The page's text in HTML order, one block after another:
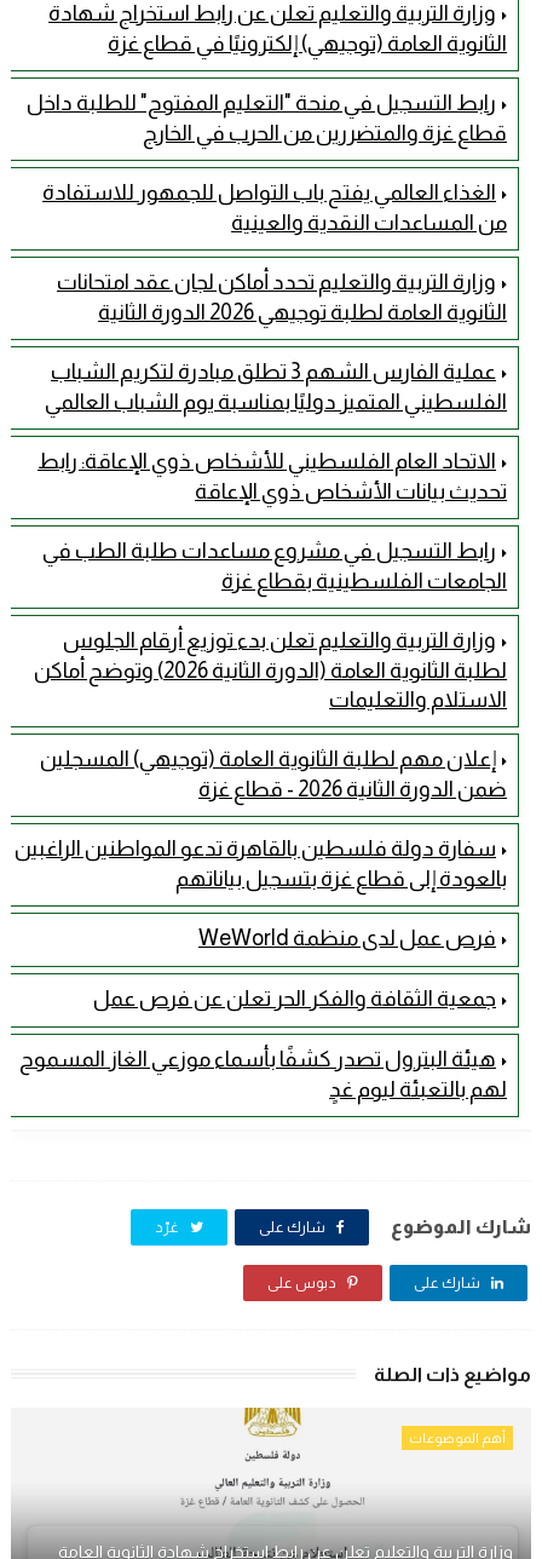
وزارة التربية والتعليم تعلن عن رابط استخراج شهادة
الثانوية العامة (توجيهي) إلكترونيًا في قطاع غزة
رابط التسجيل في منحة "التعليم المفتوح" للطلبة داخل
قطاع غزة والمتضررين من الحرب في الخارج
الغذاء العالمي يفتح باب التواصل للجمهور للاستفادة
من المساعدات النقدية والعينية
وزارة التربية والتعليم تحدد أماكن لجان عقد امتحانات
الثانوية العامة لطلبة توجيهي 2026 الدورة الثانية
عملية الفارس الشهم 3 تطلق مبادرة لتكريم الشباب
الفلسطيني المتميز دوليًا بمناسبة يوم الشباب العالمي
الاتحاد العام الفلسطيني للأشخاص ذوي الإعاقة: رابط
تحديث بيانات الأشخاص ذوي الإعاقة
رابط التسجيل في مشروع مساعدات طلبة الطب في
الجامعات الفلسطينية بقطاع غزة
وزارة التربية والتعليم تعلن بدء توزيع أرقام الجلوس
لطلبة الثانوية العامة (الدورة الثانية 2026) وتوضح أماكن
الاستلام والتعليمات
إعلان مهم لطلبة الثانوية العامة (توجيهي) المسجلين
ضمن الدورة الثانية 2026 - قطاع غزة
سفارة دولة فلسطين بالقاهرة تدعو المواطنين الراغبين
بالعودة إلى قطاع غزة بتسجيل بياناتهم
فرص عمل لدى منظمة WeWorld
جمعية الثقافة والفكر الحر تعلن عن فرص عمل
هيئة البترول تصدر كشفًا بأسماء موزعي الغاز المسموح
لهم بالتعبئة ليوم غدٍ
شارك الموضوع شارك على غرّد
شارك على دبوس على
مواضيع ذات الصلة
أهم الموضوعات
وزارة التربية والتعليم تعلن عن رابط استخراج شهادة الثانوية العامة